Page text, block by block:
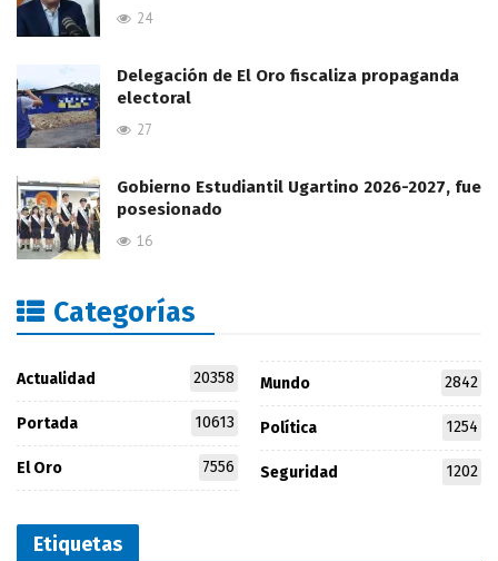
24
Delegación de El Oro fiscaliza propaganda
electoral
27
Gobierno Estudiantil Ugartino 2026-2027, fue
posesionado
16
Categorías
Actualidad 20358
Portada 10613
El Oro 7556
Mundo 2842
Política 1254
Seguridad 1202
Etiquetas